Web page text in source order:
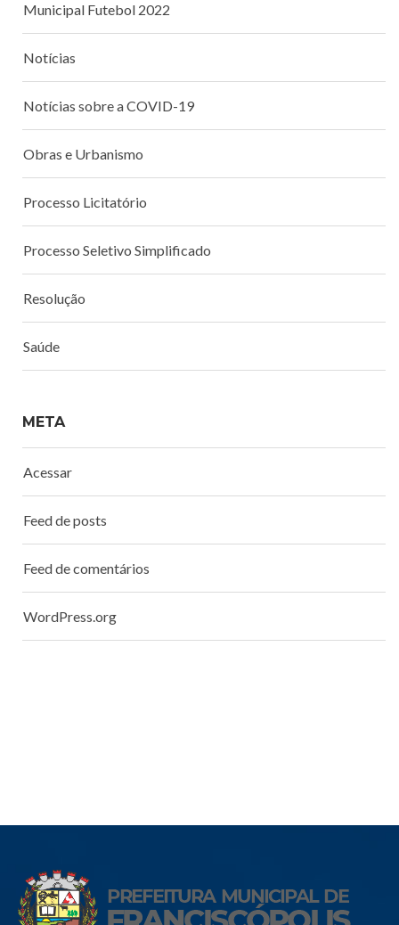
Municipal Futebol 2022
Notícias
Notícias sobre a COVID-19
Obras e Urbanismo
Processo Licitatório
Processo Seletivo Simplificado
Resolução
Saúde
META
Acessar
Feed de posts
Feed de comentários
WordPress.org